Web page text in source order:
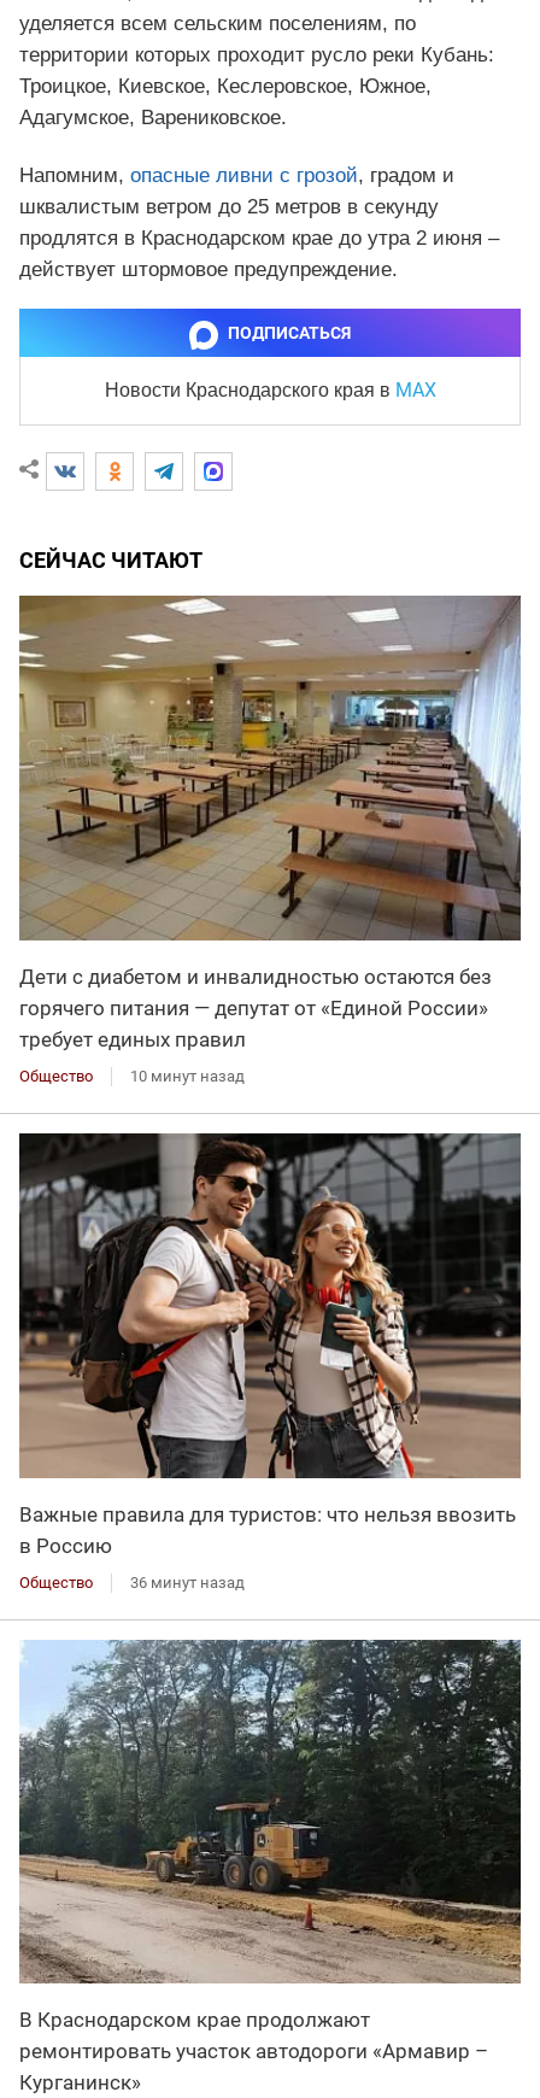
уделяется всем сельским поселениям, по
территории которых проходит русло реки Кубань:
Троицкое, Киевское, Кеслеровское, Южное,
Адагумское, Варениковское.
Напомним, опасные ливни с грозой, градом и
шквалистым ветром до 25 метров в секунду
продлятся в Краснодарском крае до утра 2 июня –
действует штормовое предупреждение.
ПОДПИСАТЬСЯ
Новости Краснодарского края в MAX
СЕЙЧАС ЧИТАЮТ
Дети с диабетом и инвалидностью остаются без
горячего питания — депутат от «Единой России»
требует единых правил
Общество 10 минут назад
Важные правила для туристов: что нельзя ввозить
в Россию
Общество 36 минут назад
В Краснодарском крае продолжают
ремонтировать участок автодороги «Армавир –
Курганинск»